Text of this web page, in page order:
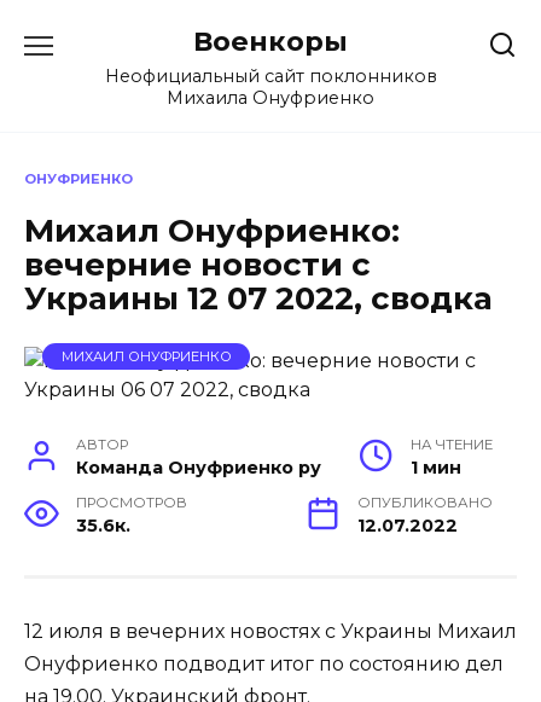
содержанию
Военкоры
Неофициальный сайт поклонников
Михаила Онуфриенко
ОНУФРИЕНКО
Михаил Онуфриенко:
вечерние новости с
Украины 12 07 2022, сводка
МИХАИЛ ОНУФРИЕНКО
АВТОР
Команда Онуфриенко ру
НА ЧТЕНИЕ
1 мин
ПРОСМОТРОВ
35.6к.
ОПУБЛИКОВАНО
12.07.2022
12 июля в вечерних новостях с Украины Михаил
Онуфриенко подводит итог по состоянию дел
на 19.00. Украинский фронт.